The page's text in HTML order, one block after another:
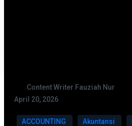
Content Writer Fauziah Nur
April 20, 2026
ACCOUNTING Akuntansi